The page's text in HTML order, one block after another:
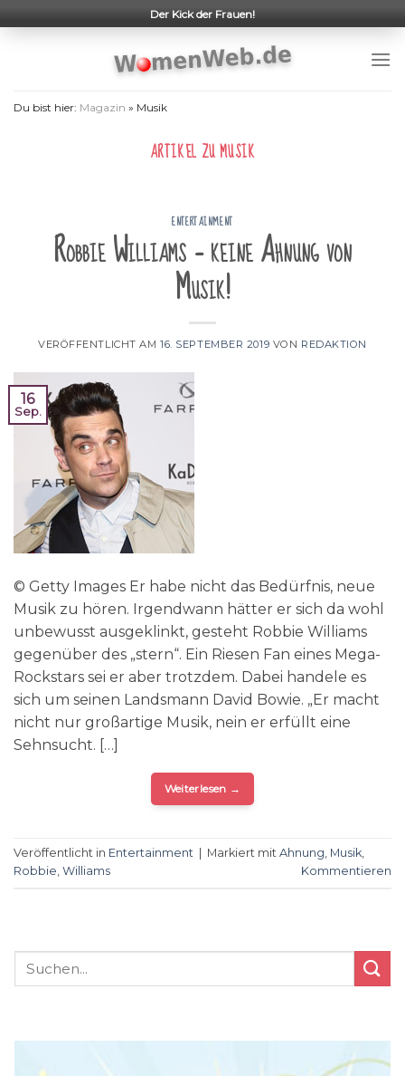
to
Der Kick der Frauen!
Du bist hier: Magazin » Musik
ARTIKEL ZUMUSIK
ENTERTAINMENT
Robbie Williams – keine Ahnung von
Musik!
VERÖFFENTLICHT AM16. SEPTEMBER 2019 VON REDAKTION
16
Sep.
© Getty Images Er habe nicht das Bedürfnis, neue
Musik zu hören. Irgendwann hätter er sich da wohl
unbewusst ausgeklinkt, gesteht Robbie Williams
gegenüber des „stern“. Ein Riesen Fan eines Mega-
Rockstars sei er aber trotzdem. Dabei handele es
sich um seinen Landsmann David Bowie. „Er macht
nicht nur großartige Musik, nein er erfüllt eine
Sehnsucht. […]
Weiterlesen →
Veröffentlicht in Entertainment Markiert mit Ahnung Musik
Robbie Williams Kommentieren